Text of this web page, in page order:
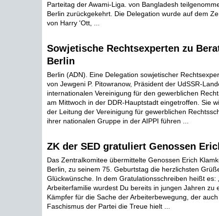
Parteitag der Awami-Liga. von Bangladesh
Berlin zurückgekehrt. Die Delegation wurde auf dem
von Harry 'Ott, ...
Sowjetische Rechtsexperten zu
Berlin
Berlin (ADN). Eine Delegation sowjetischer
von Jewgeni P. Pitowranow, Präsident der UdSSR-
internationalen Vereinigung für den gewerblichen
am Mittwoch in der DDR-Hauptstadt eingetroffen. Sie
der Leitung der Vereinigung für gewerblichen
ihrer nationalen Gruppe in der AIPPI führen ...
ZK der SED gratuliert Genossen
Das Zentralkomitee übermittelte Genossen Erich
Berlin, zu seinem 75. Geburtstag die herzlichsten
Glückwünsche. In dem Gratulationsschreiben heißt es:
Arbeiterfamilie wurdest Du bereits in jungen Jahren zu
Kämpfer für die Sache der Arbeiterbewegung, der
Faschismus der Partei die Treue hielt ...